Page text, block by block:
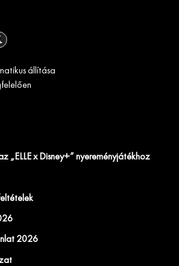
állítása
„ELLE x Disney+” nyereményjátékhoz
2026